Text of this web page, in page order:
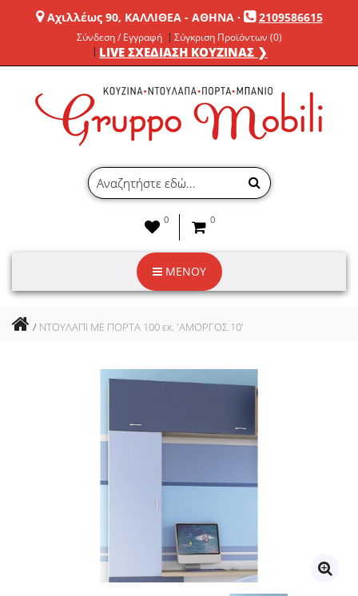
Αχιλλέως 90, ΚΑΛΛΙΘΕΑ - ΑΘΗΝΑ· 2109586615
Σύνδεση / Εγγραφή Σύγκριση Προϊόντων (0)
LIVE ΣΧΕΔΙΑΣΗ ΚΟΥΖΙΝΑΣ ❯
0 0
ΜΕΝΟΥ
ΝΤΟΥΛΑΠΙ ΜΕ ΠΟΡΤΑ 100 εκ. 'ΑΜΟΡΓΟΣ 10'